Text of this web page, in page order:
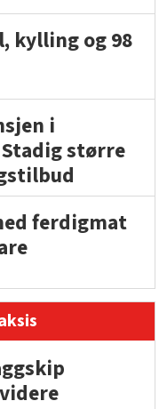
kylling og 98
i
større
ferdigmat